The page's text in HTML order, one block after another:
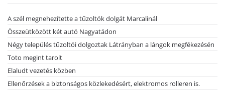
A szél megnehezítette a tűzoltók dolgát Marcalinál
Összeütközött két autó Nagyatádon
Négy település tűzoltói dolgoztak Látrányban a lángok megfékezésén
Toto megint tarolt
Elaludt vezetés közben
Ellenőrzések a biztonságos közlekedésért, elektromos rolleren is.